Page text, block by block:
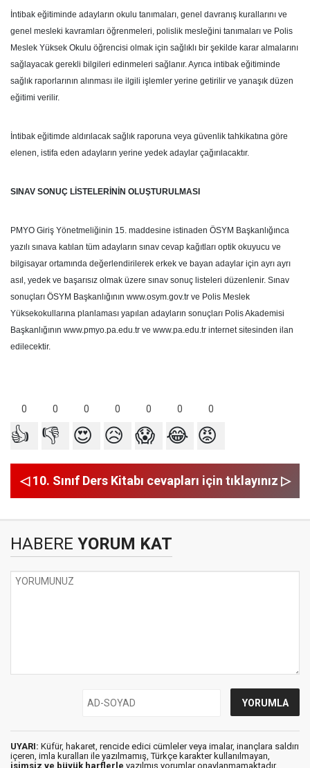
İntibak eğitiminde adayların okulu tanımaları, genel davranış kurallarını ve
genel mesleki kavramları öğrenmeleri, polislik mesleğini tanımaları ve Polis
Meslek Yüksek Okulu öğrencisi olmak için sağlıklı bir şekilde karar almalarını
sağlayacak gerekli bilgileri edinmeleri sağlanır. Ayrıca intibak eğitiminde
sağlık raporlarının alınması ile ilgili işlemler yerine getirilir ve yanaşık düzen
eğitimi verilir.
İntibak eğitimde aldırılacak sağlık raporuna veya güvenlik tahkikatına göre
elenen, istifa eden adayların yerine yedek adaylar çağırılacaktır.
SINAV SONUÇ LİSTELERİNİN OLUŞTURULMASI
PMYO Giriş Yönetmeliğinin 15. maddesine istinaden ÖSYM Başkanlığınca
yazılı sınava katılan tüm adayların sınav cevap kağıtları optik okuyucu ve
bilgisayar ortamında değerlendirilerek erkek ve bayan adaylar için ayrı ayrı
asıl, yedek ve başarısız olmak üzere sınav sonuç listeleri düzenlenir. Sınav
sonuçları ÖSYM Başkanlığının www.osym.gov.tr ve Polis Meslek
Yüksekokullarına planlaması yapılan adayların sonuçları Polis Akademisi
Başkanlığının www.pmyo.pa.edu.tr ve www.pa.edu.tr internet sitesinden ilan
edilecektir.
0 0 0 0 0 0 0
👍 👎 😍 😥 😱 😂 😡
◁ 10. Sınıf Ders Kitabı cevapları için tıklayınız ▷
HABERE YORUM KAT
UYARI: Küfür, hakaret, rencide edici cümleler veya imalar, inançlara saldırı
içeren, imla kuralları ile yazılmamış, Türkçe karakter kullanılmayan,
isimsiz ve büyük harflerle yazılmış yorumlar onaylanmamaktadır.